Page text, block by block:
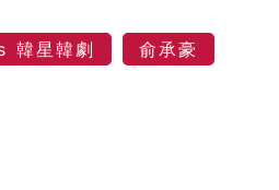
韓星韓劇 俞承豪